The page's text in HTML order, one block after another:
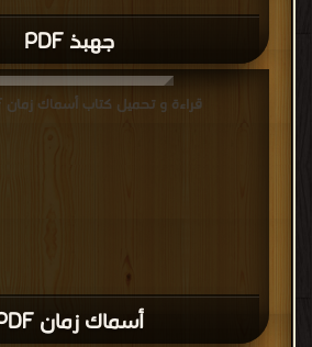
جهبذ PDF
أسماك زمان PDF
قراءة و تحميل كتاب أسماك زمان PDF مجانا